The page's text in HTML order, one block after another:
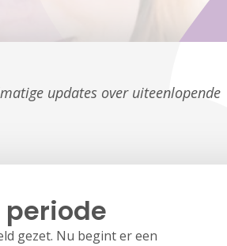
updates over uiteenlopende
gezet. Nu begint er een